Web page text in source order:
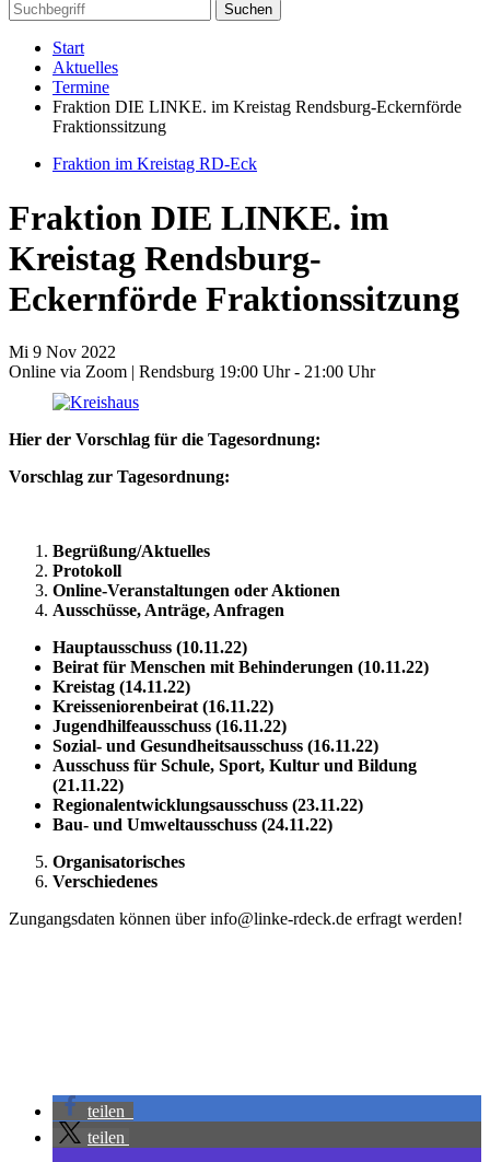
Suchen
Start
Aktuelles
Termine
Fraktion DIE LINKE. im Kreistag Rendsburg-Eckernförde
Fraktionssitzung
Fraktion im Kreistag RD-Eck
Fraktion DIE LINKE. im
Kreistag Rendsburg-
Eckernförde Fraktionssitzung
Mi 9 Nov 2022
Online via Zoom | Rendsburg 19:00 Uhr - 21:00 Uhr
Hier der Vorschlag für die Tagesordnung:
Vorschlag zur Tagesordnung:
Begrüßung/Aktuelles
Protokoll
Online-Veranstaltungen oder Aktionen
Ausschüsse, Anträge, Anfragen
Hauptausschuss (10.11.22)
Beirat für Menschen mit Behinderungen (10.11.22)
Kreistag (14.11.22)
Kreisseniorenbeirat (16.11.22)
Jugendhilfeausschuss (16.11.22)
Sozial- und Gesundheitsausschuss (16.11.22)
Ausschuss für Schule, Sport, Kultur und Bildung
(21.11.22)
Regionalentwicklungsausschuss (23.11.22)
Bau- und Umweltausschuss (24.11.22)
Organisatorisches
Verschiedenes
Zungangsdaten können über info@linke-rdeck.de erfragt werden!
teilen
teilen